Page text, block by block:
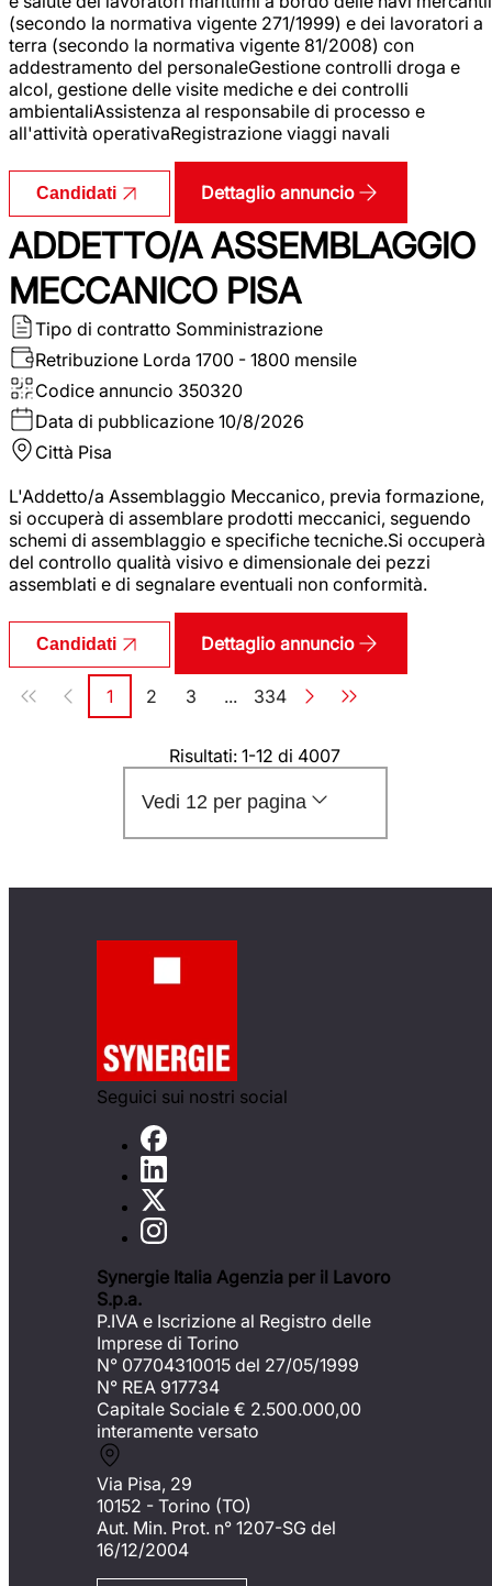
(secondo la normativa vigente 271/1999) e dei lavoratori a
terra (secondo la normativa vigente 81/2008) con
addestramento del personaleGestione controlli droga e
alcol, gestione delle visite mediche e dei controlli
ambientaliAssistenza al responsabile di processo e
all'attività operativaRegistrazione viaggi navali
Candidati Dettaglio annuncio
ADDETTO/A ASSEMBLAGGIO
MECCANICO PISA
Tipo di contratto Somministrazione
Retribuzione Lorda 1700 - 1800 mensile
Codice annuncio 350320
Data di pubblicazione 10/8/2026
Città Pisa
L'Addetto/a Assemblaggio Meccanico, previa formazione,
si occuperà di assemblare prodotti meccanici, seguendo
schemi di assemblaggio e specifiche tecniche.Si occuperà
del controllo qualità visivo e dimensionale dei pezzi
assemblati e di segnalare eventuali non conformità.
Candidati Dettaglio annuncio
Paginazione
Pagina
1 Pagina
2 Pagina
3 ... Pagina
334
Risultati: 1-12 di 4007
Vedi 12 per pagina
Seguici sui nostri social
Synergie Italia Agenzia per il Lavoro
S.p.a.
P.IVA e Iscrizione al Registro delle
Imprese di Torino
N° 07704310015 del 27/05/1999
N° REA 917734
Capitale Sociale € 2.500.000,00
interamente versato
Via Pisa, 29
10152 - Torino (TO)
Aut. Min. Prot. n° 1207-SG del
16/12/2004